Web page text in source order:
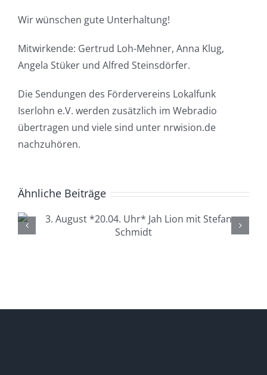
Wir wünschen gute Unterhaltung!
Mitwirkende: Gertrud Loh-Mehner, Anna Klug,
Angela Stüker und Alfred Steinsdörfer.
Die Sendungen des Fördervereins Lokalfunk
Iserlohn e.V. werden zusätzlich im Webradio
übertragen und viele sind unter nrwision.de
nachzuhören.
Ähnliche Beiträge
4. August *20.04. Uhr*
Lüdenscheid Live mit Ingo